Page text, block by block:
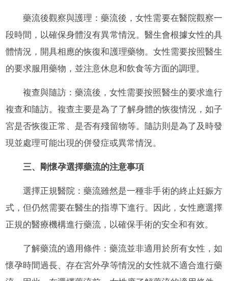
藥流後觀察與護理：藥流後，女性需要在醫院觀察一
段時間，以確保身體沒有異常情況。醫生會根據女性的具
體情況，開具相應的恢復和護理藥物。女性需要按照醫生
的要求服用藥物，並注意休息和飲食等方面的調理。
複查與隨訪：藥流後，女性需要按照醫生的要求進行
複查和隨訪。複查主要是為了了解身體的恢復情況，如子
宮是否恢復正常、是否有殘留物等。隨訪則是為了及時發
現並處理可能出現的併發症或異常情況。
三、剛懷孕選擇藥流的注意事項
選擇正規醫院：藥流雖然是一種非手術的終止妊娠方
式，但仍然需要在醫生的指導下進行。因此，女性應選擇
正規的醫療機構進行藥流，以確保手術的安全和有效。
了解藥流的適用條件：藥流並非適用於所有女性，如
懷孕時間過長、存在宮外孕等情況的女性就不適合進行藥